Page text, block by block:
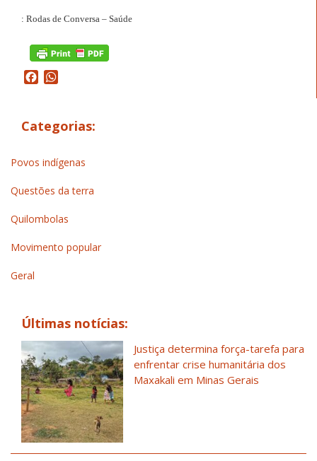
: Rodas de Conversa – Saúde
Facebook
Categorias:
Povos indígenas
Questões da terra
Quilombolas
Movimento popular
Geral
Últimas notícias:
Justiça determina força-tarefa para
enfrentar crise humanitária dos
Maxakali em Minas Gerais